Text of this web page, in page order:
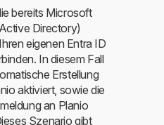
bereits Microsoft
Directory)
eigenen Entra ID
In diesem Fall
Erstellung
aktiviert, sowie die
an Planio
Szenario gibt